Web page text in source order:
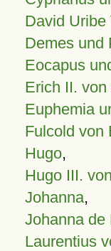
David Uribe
Demes und
Eocapus
Erich II.
Euphemia
Fulcold von
Hugo,
Hugo III.
Johanna,
Johanna de
Laurentius